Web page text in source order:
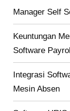
Manager Self
Keuntungan
Software Payroll
Integrasi
Mesin Absen